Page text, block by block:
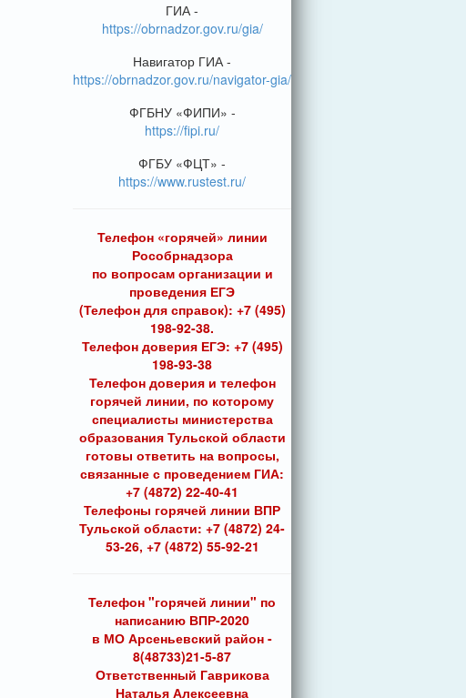
ГИА -
https://obrnadzor.gov.ru/gia/
Навигатор ГИА -
https://obrnadzor.gov.ru/navigator-gia/
ФГБНУ «ФИПИ» -
https://fipi.ru/
ФГБУ «ФЦТ» -
https://www.rustest.ru/
Телефон «горячей» линии
Рособрнадзора
по вопросам организации и
проведения ЕГЭ
(Телефон для справок): +7 (495)
198-92-38.
Телефон доверия ЕГЭ: +7 (495)
198-93-38
Телефон доверия и телефон
горячей линии, по которому
специалисты министерства
образования Тульской области
готовы ответить на вопросы,
связанные с проведением ГИА:
+7 (4872) 22-40-41
Телефоны горячей линии ВПР
Тульской области: +7 (4872) 24-
53-26, +7 (4872) 55-92-21
Телефон "горячей линии" по
написанию ВПР-2020
в МО Арсеньевский район -
8(48733)21-5-87
Ответственный Гаврикова
Наталья Алексеевна